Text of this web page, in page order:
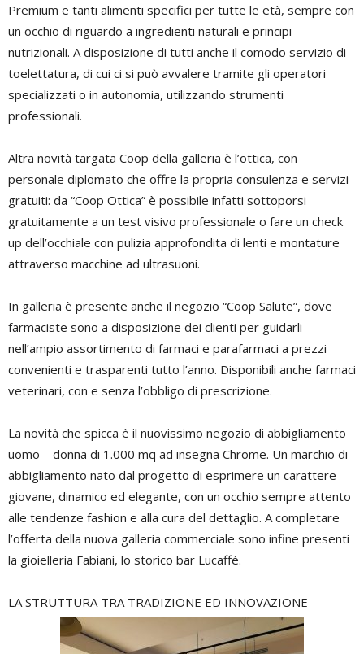
Premium e tanti alimenti specifici per tutte le età, sempre con
un occhio di riguardo a ingredienti naturali e principi
nutrizionali. A disposizione di tutti anche il comodo servizio di
toelettatura, di cui ci si può avvalere tramite gli operatori
specializzati o in autonomia, utilizzando strumenti
professionali.
Altra novità targata Coop della galleria è l’ottica, con
personale diplomato che offre la propria consulenza e servizi
gratuiti: da “Coop Ottica” è possibile infatti sottoporsi
gratuitamente a un test visivo professionale o fare un check
up dell’occhiale con pulizia approfondita di lenti e montature
attraverso macchine ad ultrasuoni.
In galleria è presente anche il negozio “Coop Salute”, dove
farmaciste sono a disposizione dei clienti per guidarli
nell’ampio assortimento di farmaci e parafarmaci a prezzi
convenienti e trasparenti tutto l’anno. Disponibili anche farmaci
veterinari, con e senza l’obbligo di prescrizione.
La novità che spicca è il nuovissimo negozio di abbigliamento
uomo – donna di 1.000 mq ad insegna Chrome. Un marchio di
abbigliamento nato dal progetto di esprimere un carattere
giovane, dinamico ed elegante, con un occhio sempre attento
alle tendenze fashion e alla cura del dettaglio. A completare
l’offerta della nuova galleria commerciale sono infine presenti
la gioielleria Fabiani, lo storico bar Lucaffé.
LA STRUTTURA TRA TRADIZIONE ED INNOVAZIONE